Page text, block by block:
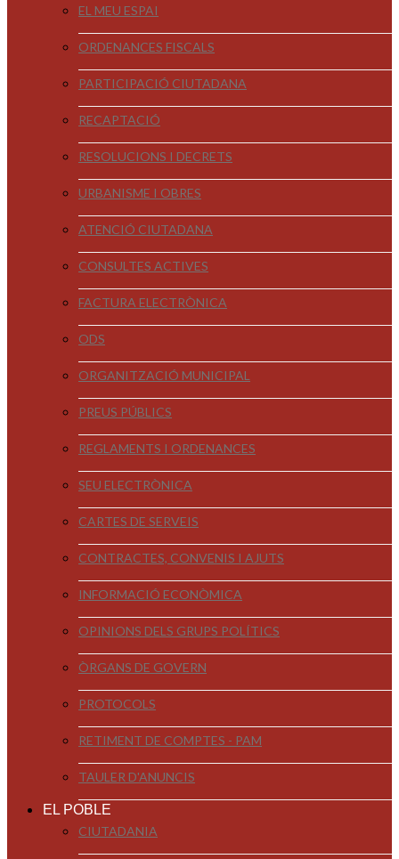
EL MEU ESPAI
ORDENANCES FISCALS
PARTICIPACIÓ CIUTADANA
RECAPTACIÓ
RESOLUCIONS I DECRETS
URBANISME I OBRES
ATENCIÓ CIUTADANA
CONSULTES ACTIVES
FACTURA ELECTRÒNICA
ODS
ORGANITZACIÓ MUNICIPAL
PREUS PÚBLICS
REGLAMENTS I ORDENANCES
SEU ELECTRÒNICA
CARTES DE SERVEIS
CONTRACTES, CONVENIS I AJUTS
INFORMACIÓ ECONÒMICA
OPINIONS DELS GRUPS POLÍTICS
ÒRGANS DE GOVERN
PROTOCOLS
RETIMENT DE COMPTES - PAM
TAULER D'ANUNCIS
EL POBLE
CIUTADANIA